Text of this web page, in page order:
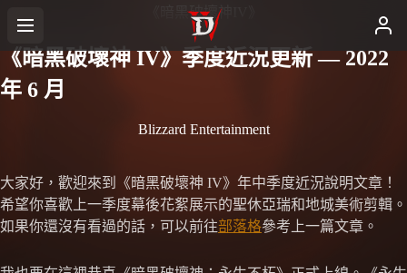
《暗黑破壞神IV》
《暗黑破壞神 IV》季度近況更新 — 2022
年 6 月
Blizzard Entertainment
大家好，歡迎來到《暗黑破壞神 IV》年中季度近況說明文章！
希望你喜歡上一季度幕後花絮展示的聖休亞瑞和地城美術剪輯。
如果你還沒有看過的話，可以前往部落格參考上一篇文章。